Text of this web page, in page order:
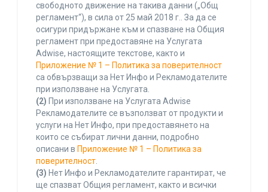
свободното движение на такива данни („Общ
регламент“), в сила от 25 май 2018 г.. За да се
осигури придържане към и спазване на Общия
регламент при предоставяне на Услугата
Adwise, настоящите текстове, както и
Приложение № 1 – Политика за поверителност
са обвързващи за Нет Инфо и Рекламодателите
при използване на Услугата.
(2) При използване на Услугата Adwise
Рекламодателите се възползват от продукти и
услуги на Нет Инфо, при предоставянето на
които се събират лични данни, подробно
описани в Приложение № 1 – Политика за
поверителност.
(3) Нет Инфо и Рекламодателите гарантират, че
ще спазват Общия регламент, както и всички